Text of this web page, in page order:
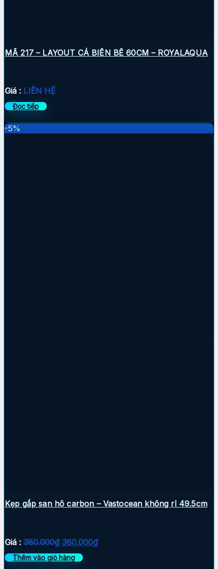
MÃ 217 – LAYOUT CÁ BIỂN BỂ 60CM – ROYALAQUA
Giá : LIÊN HỆ
Đọc tiếp
-5%
Kẹp gắp san hô carbon – Vastocean không rỉ 49.5cm
Giá : 380.000₫ Giá
gốc
là:
360.000₫Giá
Thêm vào giỏ hàng